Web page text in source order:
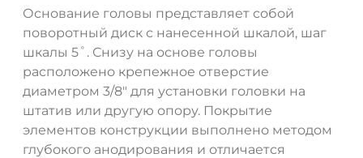
Основание головы представляет собой
поворотный диск с нанесенной шкалой, шаг
шкалы 5˚. Снизу на основе головы
расположено крепежное отверстие
диаметром 3/8" для установки головки на
штатив или другую опору. Покрытие
элементов конструкции выполнено методом
глубокого анодирования и отличается